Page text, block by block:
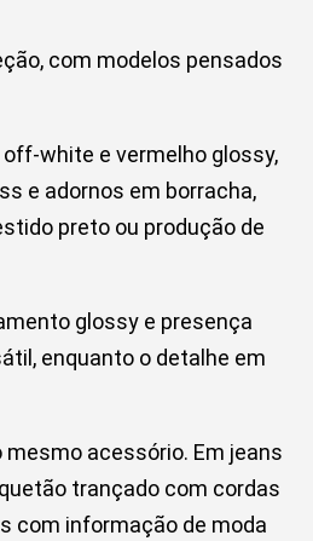
com modelos pensados
white e vermelho glossy,
e adornos em borracha,
preto ou produção de
glossy e presença
enquanto o detalhe em
acessório. Em jeans
trançado com cordas
com informação de moda